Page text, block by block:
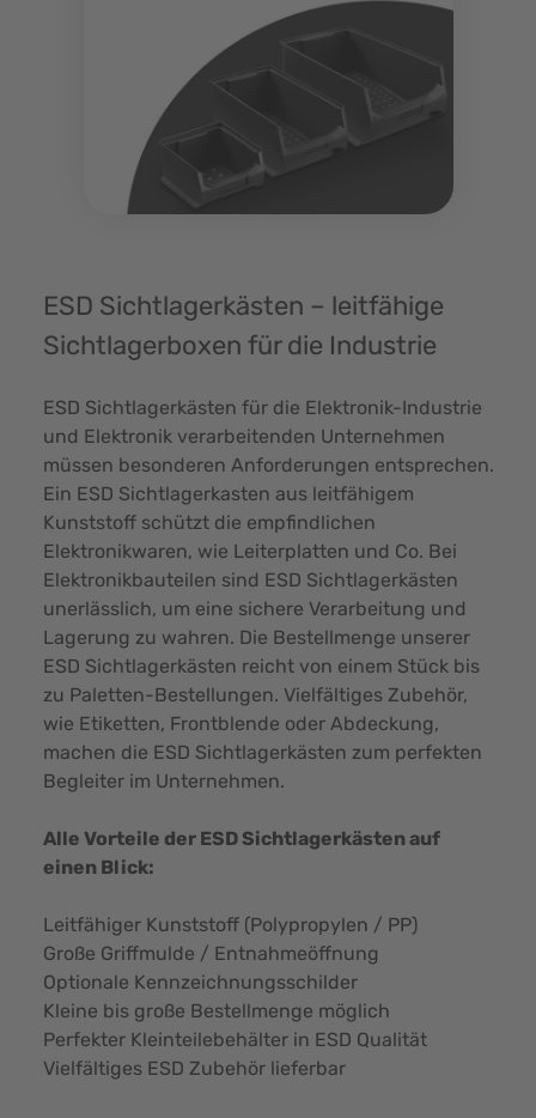
ESD Sichtlagerkästen – leitfähige
Sichtlagerboxen für die Industrie
ESD Sichtlagerkästen für die Elektronik-Industrie
und Elektronik verarbeitenden Unternehmen
müssen besonderen Anforderungen entsprechen.
Ein ESD Sichtlagerkasten aus leitfähigem
Kunststoff schützt die empfindlichen
Elektronikwaren, wie Leiterplatten und Co. Bei
Elektronikbauteilen sind ESD Sichtlagerkästen
unerlässlich, um eine sichere Verarbeitung und
Lagerung zu wahren. Die Bestellmenge unserer
ESD Sichtlagerkästen reicht von einem Stück bis
zu Paletten-Bestellungen. Vielfältiges Zubehör,
wie Etiketten, Frontblende oder Abdeckung,
machen die ESD Sichtlagerkästen zum perfekten
Begleiter im Unternehmen.
Alle Vorteile der ESD Sichtlagerkästen auf
einen Blick:
Leitfähiger Kunststoff (Polypropylen / PP)
Große Griffmulde / Entnahmeöffnung
Optionale Kennzeichnungsschilder
Kleine bis große Bestellmenge möglich
Perfekter Kleinteilebehälter in ESD Qualität
Vielfältiges ESD Zubehör lieferbar